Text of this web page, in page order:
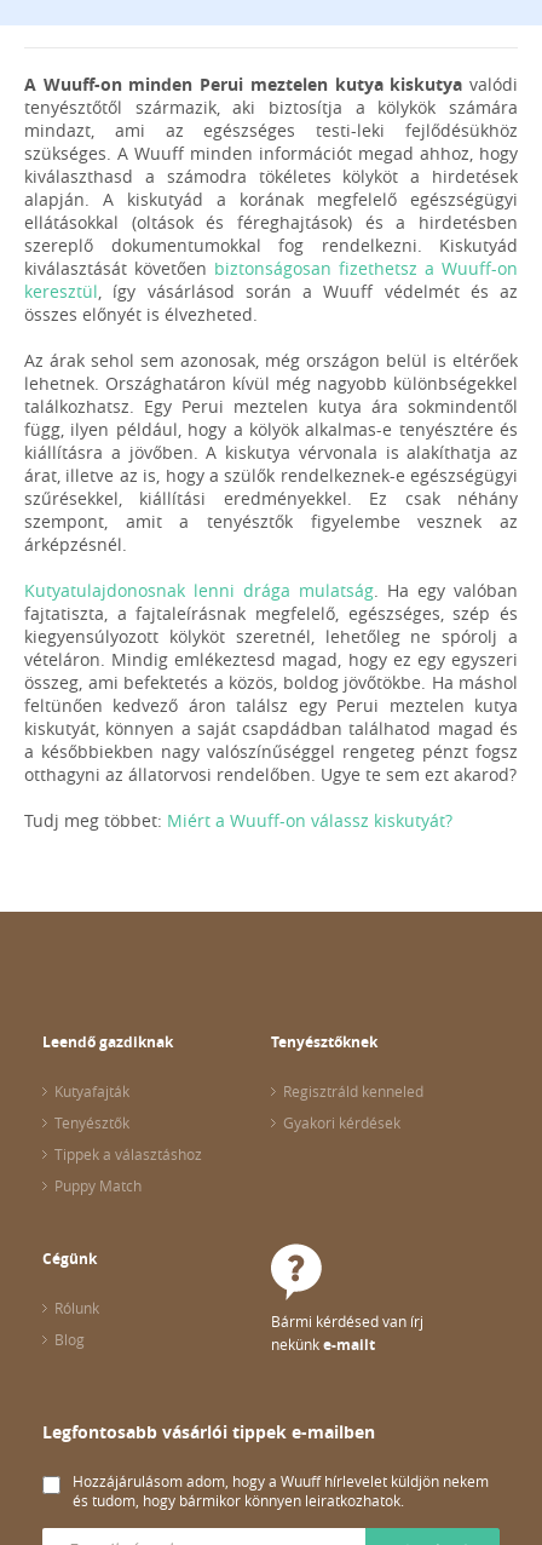
A Wuuff-on minden Perui meztelen kutya kiskutya valódi
tenyésztőtől származik, aki biztosítja a kölykök számára
mindazt, ami az egészséges testi-leki fejlődésükhöz
szükséges. A Wuuff minden információt megad ahhoz, hogy
kiválaszthasd a számodra tökéletes kölyköt a hirdetések
alapján. A kiskutyád a korának megfelelő egészségügyi
ellátásokkal (oltások és féreghajtások) és a hirdetésben
szereplő dokumentumokkal fog rendelkezni. Kiskutyád
kiválasztását követően biztonságosan fizethetsz a Wuuff-on
keresztül , így vásárlásod során a Wuuff védelmét és az
összes előnyét is élvezheted.
Az árak sehol sem azonosak, még országon belül is eltérőek
lehetnek. Országhatáron kívül még nagyobb különbségekkel
találkozhatsz. Egy Perui meztelen kutya ára sokmindentől
függ, ilyen például, hogy a kölyök alkalmas-e tenyésztére és
kiállításra a jövőben. A kiskutya vérvonala is alakíthatja az
árat, illetve az is, hogy a szülők rendelkeznek-e egészségügyi
szűrésekkel, kiállítási eredményekkel. Ez csak néhány
szempont, amit a tenyésztők figyelembe vesznek az
árképzésnél.
Kutyatulajdonosnak lenni drága mulatság . Ha egy valóban
fajtatiszta, a fajtaleírásnak megfelelő, egészséges, szép és
kiegyensúlyozott kölyköt szeretnél, lehetőleg ne spórolj a
vételáron. Mindig emlékeztesd magad, hogy ez egy egyszeri
összeg, ami befektetés a közös, boldog jövőtökbe. Ha máshol
feltünően kedvező áron találsz egy Perui meztelen kutya
kiskutyát, könnyen a saját csapdádban találhatod magad és
a későbbiekben nagy valószínűséggel rengeteg pénzt fogsz
otthagyni az állatorvosi rendelőben. Ugye te sem ezt akarod?
Tudj meg többet: Miért a Wuuff-on válassz kiskutyát?
Leendő gazdiknak
Kutyafajták
Tenyésztők
Tippek a választáshoz
Puppy Match
Tenyésztőknek
Regisztráld kenneled
Gyakori kérdések
Cégünk
Rólunk
Blog
Bármi kérdésed van írj
nekünke-mailt
Legfontosabb vásárlói tippek e-mailben
Hozzájárulásom adom, hogy a Wuuff hírlevelet küldjön nekem
és tudom, hogy bármikor könnyen leiratkozhatok.